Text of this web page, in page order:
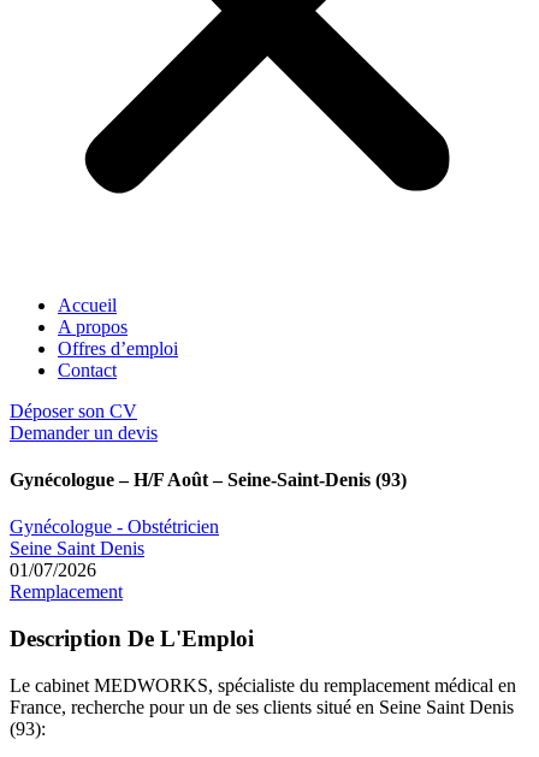
Accueil
A propos
Offres d’emploi
Contact
Déposer son CV
Demander un devis
Gynécologue – H/F Août – Seine-Saint-Denis (93)
Gynécologue - Obstétricien
Seine Saint Denis
01/07/2026
Remplacement
Description De L'Emploi
Le cabinet MEDWORKS, spécialiste du remplacement médical en
France, recherche pour un de ses clients situé en Seine Saint Denis
(93):